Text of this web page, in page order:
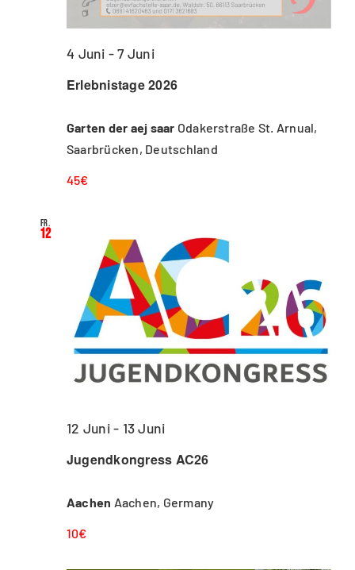
Erlebnistage 2026
4 Juni -7 Juni
Garten der aej saar Odakerstraße St. Arnual,
Saarbrücken, Deutschland
45€
Fr.
12
Jugendkongress AC26
12 Juni- 13 Juni
Aachen Aachen, Germany
10€